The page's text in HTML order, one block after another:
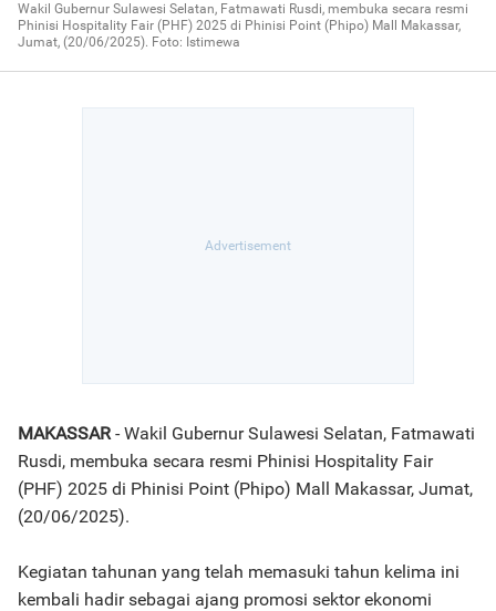
Wakil Gubernur Sulawesi Selatan, Fatmawati Rusdi, membuka secara resmi
Phinisi Hospitality Fair (PHF) 2025 di Phinisi Point (Phipo) Mall Makassar,
Jumat, (20/06/2025). Foto: Istimewa
MAKASSAR- Wakil Gubernur Sulawesi Selatan, Fatmawati
Rusdi, membuka secara resmi Phinisi Hospitality Fair
(PHF) 2025 di Phinisi Point (Phipo) Mall Makassar, Jumat,
(20/06/2025).
Kegiatan tahunan yang telah memasuki tahun kelima ini
kembali hadir sebagai ajang promosi sektor ekonomi